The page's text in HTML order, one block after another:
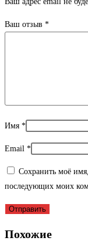
Ваш отзыв *
Имя *
Email *
Сохранить моё
последующих моих
Похожие